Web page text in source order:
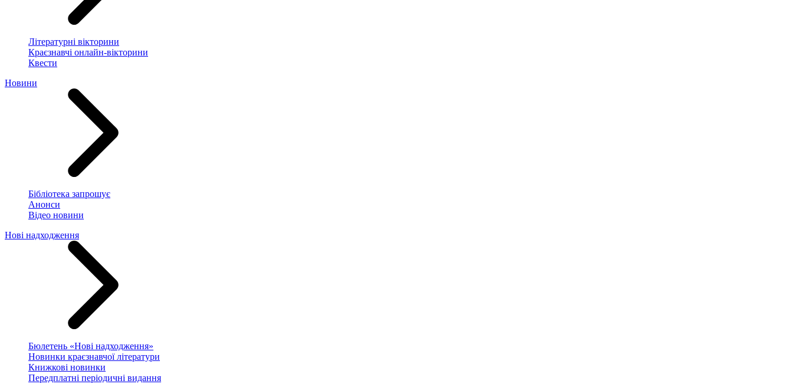
Літературні вікторини
Краєзнавчі онлайн-вікторини
Квести
Новини
Бібліотека запрошує
Анонси
Відео новини
Нові надходження
Бюлетень «Нові надходження»
Новинки краєзнавчої літератури
Книжкові новинки
Передплатні періодичні видання